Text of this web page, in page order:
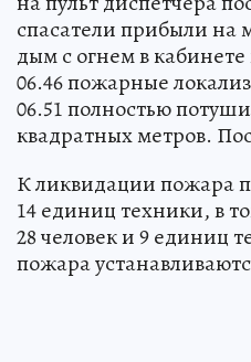
спасатели прибыли на
дым с огнем в
06.46 пожарные
06.51 полностью
квадратных метров.
К ликвидации пожара
14 единиц техники, в
28 человек и 9 единиц
пожара